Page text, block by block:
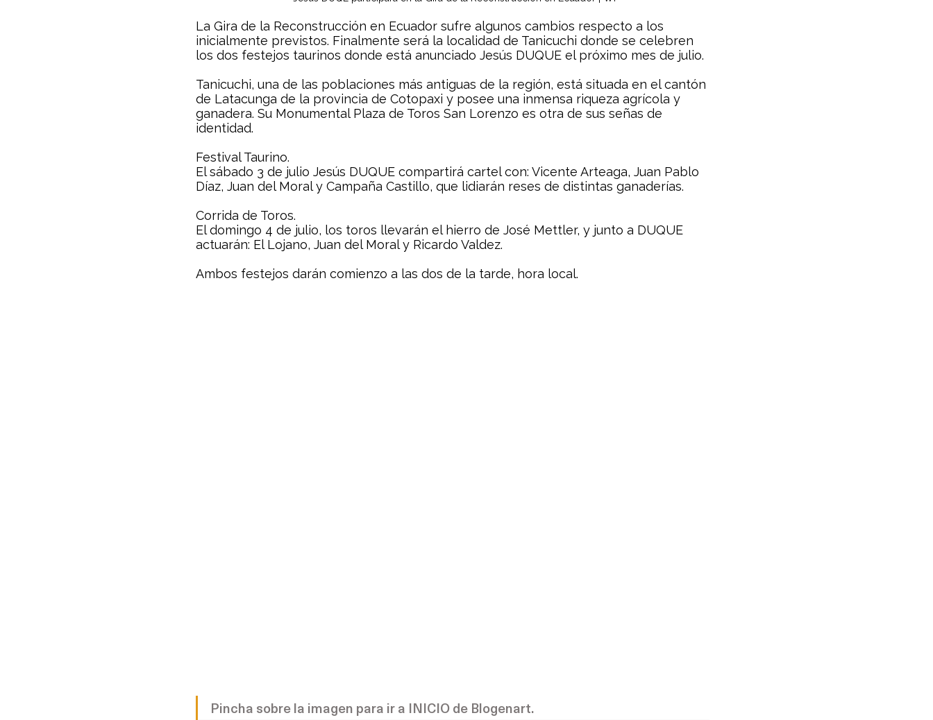
La Gira de la Reconstrucción en Ecuador sufre algunos cambios respecto a los
inicialmente previstos. Finalmente será la localidad de Tanicuchi donde se celebren
los dos festejos taurinos donde está anunciado Jesús DUQUE el próximo mes de julio.
Tanicuchi, una de las poblaciones más antiguas de la región, está situada en el cantón
de Latacunga de la provincia de Cotopaxi y posee una inmensa riqueza agrícola y
ganadera. Su Monumental Plaza de Toros San Lorenzo es otra de sus señas de
identidad.
Festival Taurino.
El sábado 3 de julio Jesús DUQUE compartirá cartel con: Vicente Arteaga, Juan Pablo
Díaz, Juan del Moral y Campaña Castillo, que lidiarán reses de distintas ganaderías.
Corrida de Toros.
El domingo 4 de julio, los toros llevarán el hierro de José Mettler, y junto a DUQUE
actuarán: El Lojano, Juan del Moral y Ricardo Valdez.
Ambos festejos darán comienzo a las dos de la tarde, hora local.
Pincha sobre la imagen para ir a INICIO de Blogenart.